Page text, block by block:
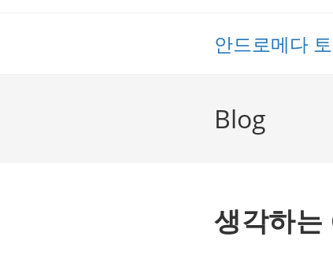
안드로메다
Blog
생각하